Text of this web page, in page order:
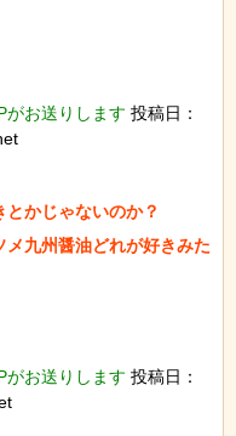
がお送りします 投稿日：
かじゃないのか？
九州醤油どれが好きみた
がお送りします 投稿日：